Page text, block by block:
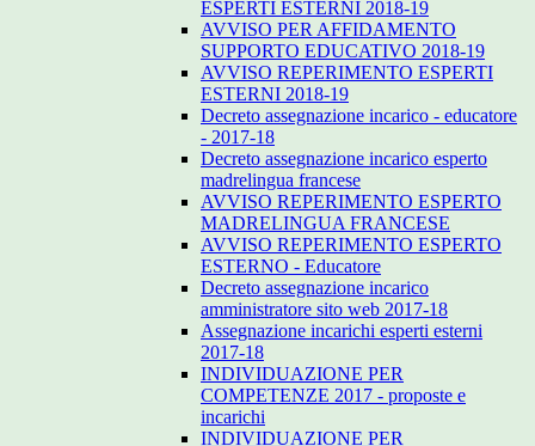
ESPERTI ESTERNI 2018-19
AVVISO PER AFFIDAMENTO
SUPPORTO EDUCATIVO 2018-19
AVVISO REPERIMENTO ESPERTI
ESTERNI 2018-19
Decreto assegnazione incarico - educatore
- 2017-18
Decreto assegnazione incarico esperto
madrelingua francese
AVVISO REPERIMENTO ESPERTO
MADRELINGUA FRANCESE
AVVISO REPERIMENTO ESPERTO
ESTERNO - Educatore
Decreto assegnazione incarico
amministratore sito web 2017-18
Assegnazione incarichi esperti esterni
2017-18
INDIVIDUAZIONE PER
COMPETENZE 2017 - proposte e
incarichi
INDIVIDUAZIONE PER